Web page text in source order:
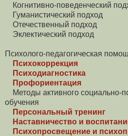
Когнитивно-поведенческий
Гуманистический подход
Отечественный подход
Эклектический подход
Психолого-педагогическая
Психокоррекция
Психодиагностика
Профориентация
Методы активного социально-
обучения
Персональный тренинг
Наставничество и
Психопросвещение и